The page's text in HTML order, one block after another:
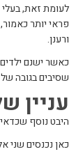
לעומת זאת,
פראי יותר
ורענן.
כאשר ישנם
שסיבים בגובה של כ-40 מ"מ ומעלה יכולים לענות ולעלות
עניין
היבט נוסף
כאן נכנסים שני